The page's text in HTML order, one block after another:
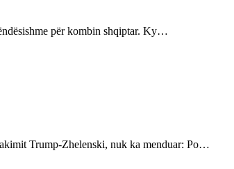
për kombin shqiptar. Ky…
Trump-Zhelenski, nuk ka menduar: Po…